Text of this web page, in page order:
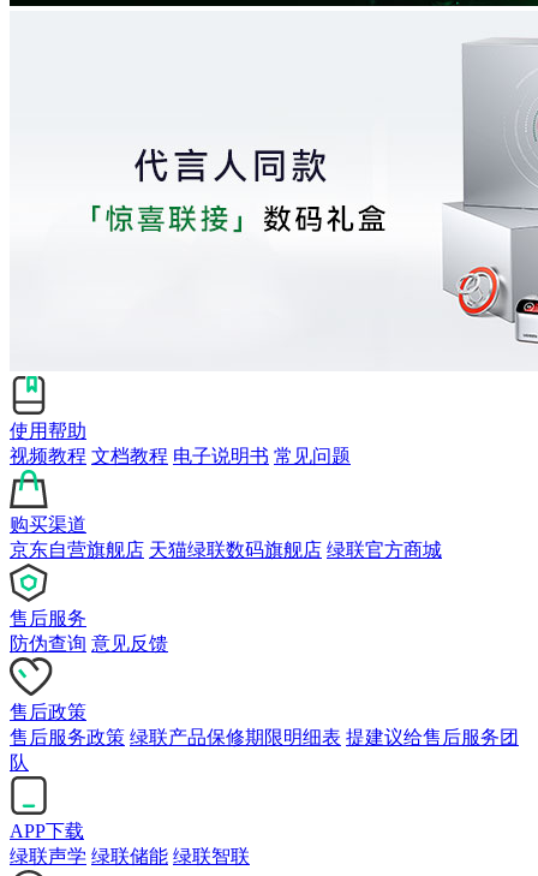
使用帮助
视频教程 文档教程 电子说明书 常见问题
购买渠道
京东自营旗舰店 天猫绿联数码旗舰店 绿联官方商城
售后服务
防伪查询 意见反馈
售后政策
售后服务政策 绿联产品保修期限明细表 提建议给售后服务团
队
APP下载
绿联声学 绿联储能 绿联智联